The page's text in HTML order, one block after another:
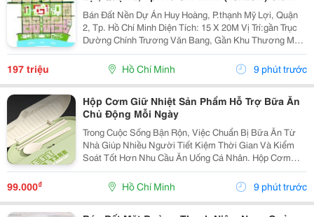
197Tr/M2
Bán Đất Nền Dự Án Huy Hoàng, P.thạnh Mỹ Lợi, Quận
2, Tp. Hồ Chí Minh Diện Tích: 15 X 20M Vị Trí:gần Trục
Dường Chính Trương Văn Bang, Gần Khu Thương Mại,
Khu Hành Chính, Sông Sài Gòn Thoáng Mát, &Hellip;..
197 triệu Hồ Chí Minh 9 phút trước
Hộp Cơm Giữ Nhiệt Sản Phẩm Hỗ Trợ Bữa Ăn
Chủ Động Mỗi Ngày
Trong Cuộc Sống Bận Rộn, Việc Chuẩn Bị Bữa Ăn Từ
Nhà Giúp Nhiều Người Tiết Kiệm Thời Gian Và Kiểm
Soát Tốt Hơn Nhu Cầu Ăn Uống Cá Nhân. Hộp Cơm
Giữ Nhiệt Là Lựa Chọn Tiện Lợi Dành Cho Những Ai
Thường Xuyên Mang Cơm Đi Học, Đi Làm Hoặc Sử
Dụng Trong...
99.000₫ Hồ Chí Minh 9 phút trước